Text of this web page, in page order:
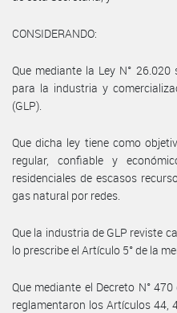
CONSIDERANDO:
Que mediante la Ley N°
para la industria y
(GLP).
Que dicha ley tiene como
regular, confiable y
residenciales de escasos
gas natural por redes.
Que la industria de GLP reviste
lo prescribe el Artículo 5° de la
Que mediante el Decreto N°
reglamentaron los Artículos 44,